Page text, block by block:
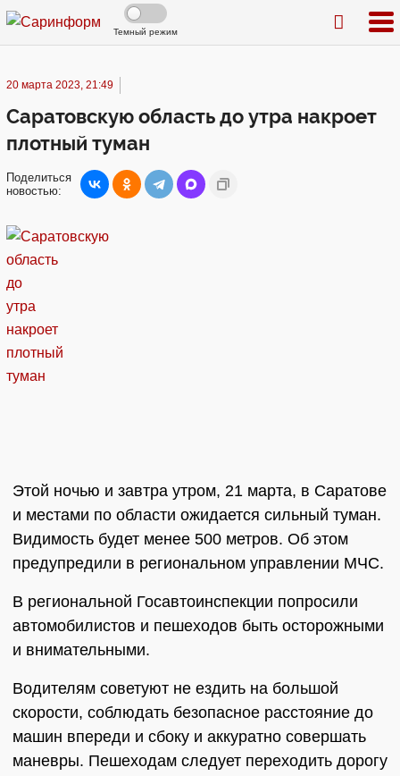
Темный режим
20 марта 2023, 21:49
Саратовскую область до утра накроет
плотный туман
Поделиться
новостью:
Этой ночью и завтра утром, 21 марта, в Саратове
и местами по области ожидается сильный туман.
Видимость будет менее 500 метров. Об этом
предупредили в региональном управлении МЧС.
В региональной Госавтоинспекции попросили
автомобилистов и пешеходов быть осторожными
и внимательными.
Водителям советуют не ездить на большой
скорости, соблюдать безопасное расстояние до
машин впереди и сбоку и аккуратно совершать
маневры. Пешеходам следует переходить дорогу